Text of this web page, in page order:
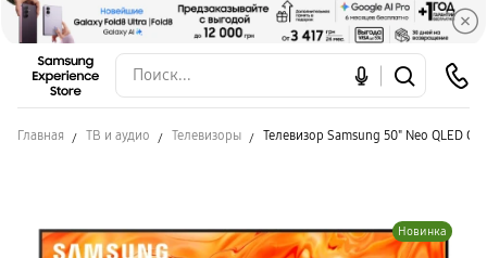
Главная ТВ и аудио Телевизоры Телевизор Samsung 50" Neo QLED
Новинка